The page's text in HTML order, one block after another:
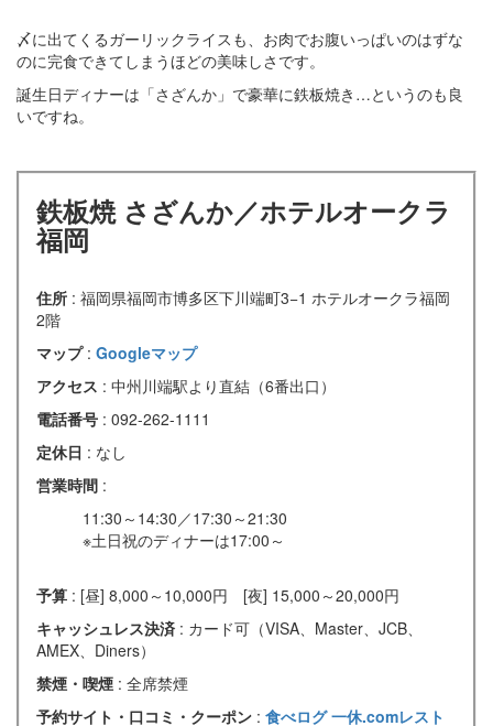
〆に出てくるガーリックライスも、お肉でお腹いっぱいのはずな
のに完食できてしまうほどの美味しさです。
誕生日ディナーは「さざんか」で豪華に鉄板焼き…というのも良
いですね。
鉄板焼 さざんか／ホテルオークラ
福岡
住所 : 福岡県福岡市博多区下川端町3−1 ホテルオークラ福岡
2階
マップ : Googleマップ
アクセス : 中州川端駅より直結（6番出口）
電話番号 : 092-262-1111
定休日 : なし
営業時間 :
11:30～14:30／17:30～21:30
※土日祝のディナーは17:00～
予算 : [昼] 8,000～10,000円 [夜] 15,000～20,000円
キャッシュレス決済 : カード可（VISA、Master、JCB、
AMEX、Diners）
禁煙・喫煙 : 全席禁煙
予約サイト・口コミ・クーポン : 食べログ一休.comレスト